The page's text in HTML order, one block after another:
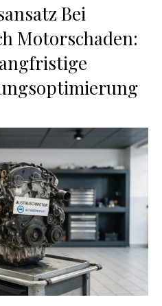
Bei
Motorschaden: